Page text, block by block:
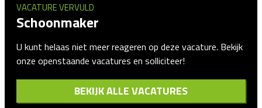
VACATURE VERVULD
Schoonmaker
U kunt helaas niet meer reageren op deze vacature. Bekijk
onze openstaande vacatures en solliciteer!
BEKIJK ALLE VACATURES